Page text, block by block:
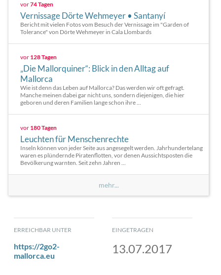
vor74 Tagen
Vernissage Dörte Wehmeyer • Santanyí
Bericht mit vielen Fotos vom Besuch der Vernissage im "Garden of
Tolerance" von Dörte Wehmeyer in Cala Llombards
vor 128 Tagen
„Die Mallorquiner“: Blick in den Alltag auf
Mallorca
Wie ist denn das Leben auf Mallorca? Das werden wir oft gefragt.
Manche meinen dabei gar nicht uns, sondern diejenigen, die hier
geboren und deren Familien lange schon ihre ...
vor 180 Tagen
Leuchten für Menschenrechte
Inseln können von jeder Seite aus angesegelt werden. Jahrhundertelang
waren es plündernde Piratenflotten, vor denen Aussichtsposten die
Bevölkerung warnten. Seit zehn Jahren ...
mehr...
ERREICHBAR UNTER
https://2go2-
mallorca.eu
EINGETRAGEN
13.07.2017